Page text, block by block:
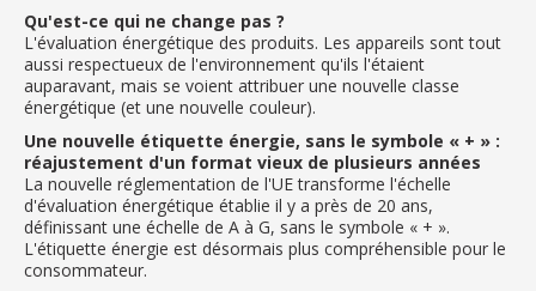
Qu'est-ce qui ne change pas ?
L'évaluation énergétique des produits. Les appareils sont tout
aussi respectueux de l'environnement qu'ils l'étaient
auparavant, mais se voient attribuer une nouvelle classe
énergétique (et une nouvelle couleur).
Une nouvelle étiquette énergie, sans le symbole « + » :
réajustement d'un format vieux de plusieurs années
La nouvelle réglementation de l'UE transforme l'échelle
d'évaluation énergétique établie il y a près de 20 ans,
définissant une échelle de A à G, sans le symbole « + ».
L'étiquette énergie est désormais plus compréhensible pour le
consommateur.